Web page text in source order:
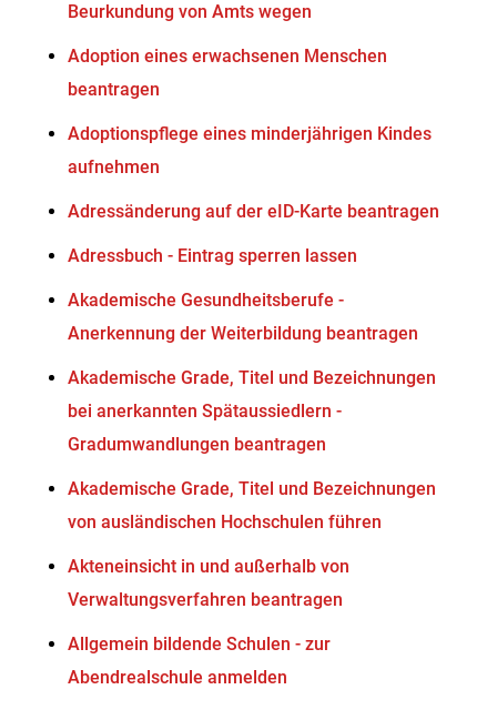
Beurkundung von Amts wegen
Adoption eines erwachsenen Menschen
beantragen
Adoptionspflege eines minderjährigen Kindes
aufnehmen
Adressänderung auf der eID-Karte beantragen
Adressbuch - Eintrag sperren lassen
Akademische Gesundheitsberufe -
Anerkennung der Weiterbildung beantragen
Akademische Grade, Titel und Bezeichnungen
bei anerkannten Spätaussiedlern -
Gradumwandlungen beantragen
Akademische Grade, Titel und Bezeichnungen
von ausländischen Hochschulen führen
Akteneinsicht in und außerhalb von
Verwaltungsverfahren beantragen
Allgemein bildende Schulen - zur
Abendrealschule anmelden